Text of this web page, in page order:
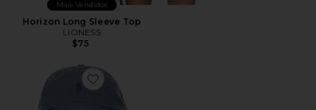
Mais Vendidos
Horizon Long Sleeve Top
LIONESS
$75
Favorite Chino Cap